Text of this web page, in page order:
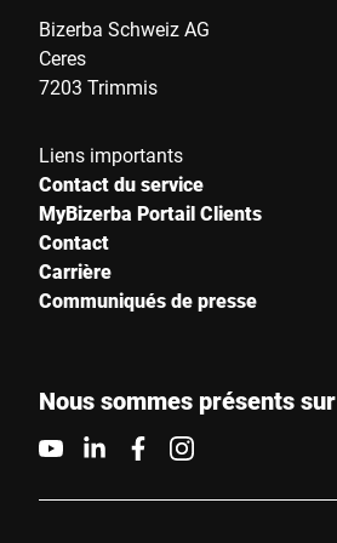
Bizerba Schweiz AG
Ceres
7203 Trimmis
Liens importants
Contact du service
MyBizerba Portail Clients
Contact
Carrière
Communiqués de presse
Nous sommes présents sur